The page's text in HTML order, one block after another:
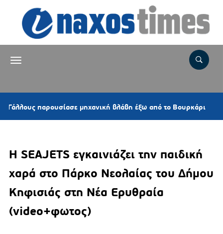
μηχανική βλάβη έξω από το Βουρκάρι 6 λεπτά
Η SEAJETS εγκαινιάζει την παιδική
χαρά στο Πάρκο Νεολαίας του Δήμου
Κηφισιάς στη Νέα Ερυθραία
(video+φωτος)